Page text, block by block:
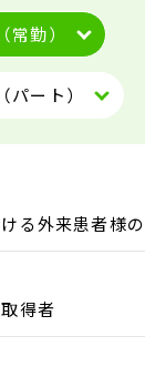
常勤）
パート）
る外来患者様
得者